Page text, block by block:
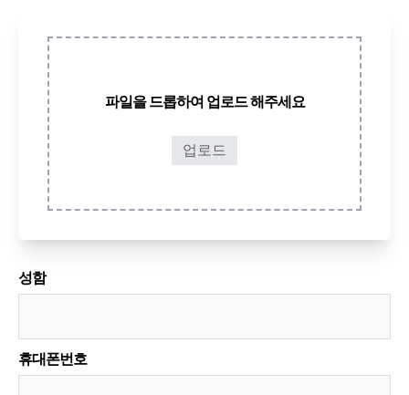
파일을 드롭하여 업로드 해주세요
업로드
성함
휴대폰번호